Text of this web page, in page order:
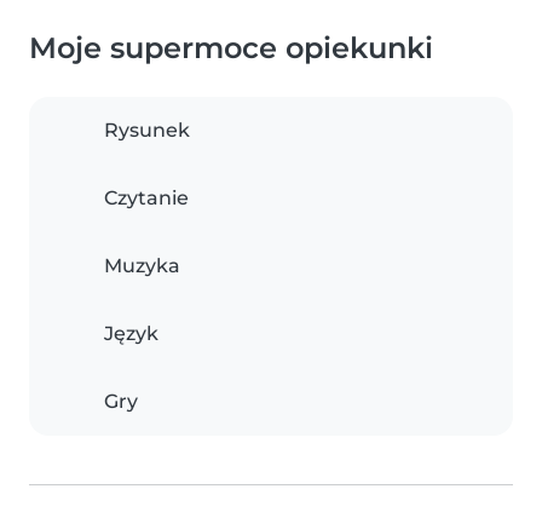
Moje supermoce opiekunki
Rysunek
Czytanie
Muzyka
Język
Gry